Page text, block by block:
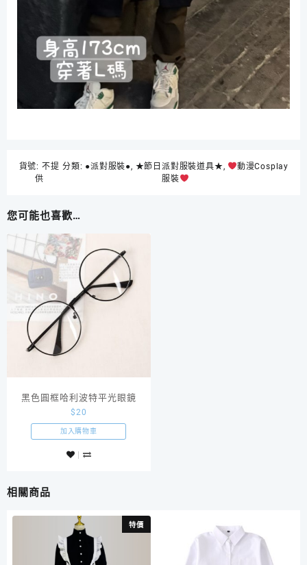
貨號: 不提
供
分類: ●派對服裝●, ★節日派對服裝道具★,
動漫Cosplay
服裝
您可能也喜歡…
黑色圓框哈利波特平光眼鏡
$20
加入購物車
相關商品
特價